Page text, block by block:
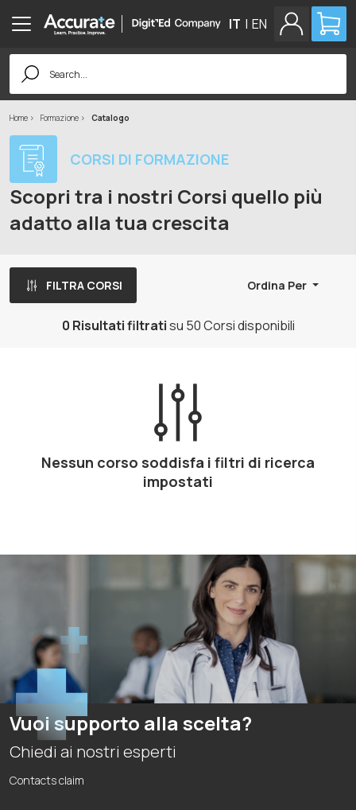
IT | EN
Search
for:
Home Formazione Catalogo
CORSI DI FORMAZIONE
Scopri tra i nostri Corsi quello più
adatto alla tua crescita
FILTRA CORSI Ordina Per
0 Risultati filtratisu 50 Corsi disponibili
Nessun corso soddisfa i filtri di ricerca
impostati
Vuoi supporto alla scelta?
Chiedi ai nostri esperti
Contacts claim